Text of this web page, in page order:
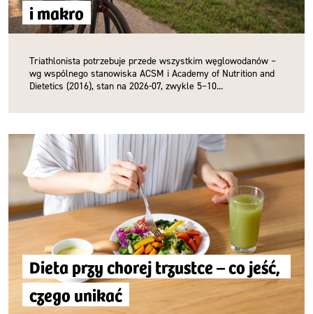
i makro
Triathlonista potrzebuje przede wszystkim węglowodanów –
wg wspólnego stanowiska ACSM i Academy of Nutrition and
Dietetics (2016), stan na 2026-07, zwykle 5–10...
Dieta przy chorej trzustce – co jeść,
czego unikać